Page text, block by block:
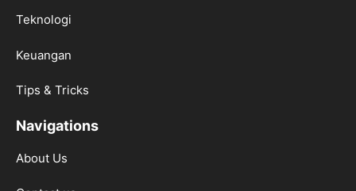
Teknologi
Keuangan
Tips & Tricks
Navigations
About Us